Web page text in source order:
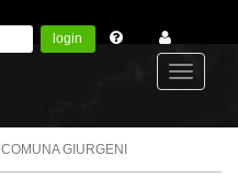
login
COMUNA GIURGENI